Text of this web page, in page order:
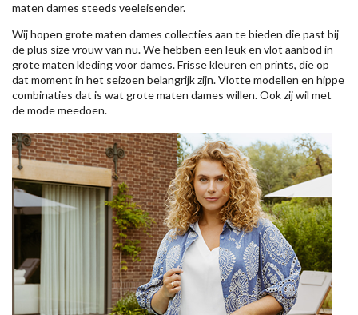
maten dames steeds veeleisender.
Wij hopen grote maten dames collecties aan te bieden die past bij
de plus size vrouw van nu. We hebben een leuk en vlot aanbod in
grote maten kleding voor dames. Frisse kleuren en prints, die op
dat moment in het seizoen belangrijk zijn. Vlotte modellen en hippe
combinaties dat is wat grote maten dames willen. Ook zij wil met
de mode meedoen.